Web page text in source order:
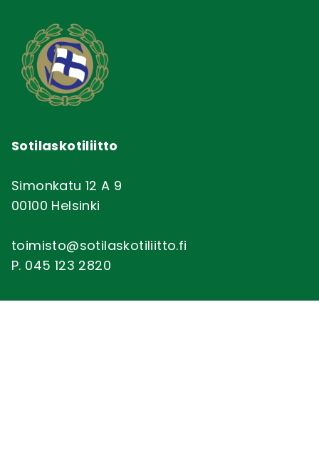
Sotilaskotiliitto
Simonkatu 12 A 9
00100 Helsinki
toimisto@sotilaskotiliitto.fi
P. 045 123 2820
Saavutettavuusseloste